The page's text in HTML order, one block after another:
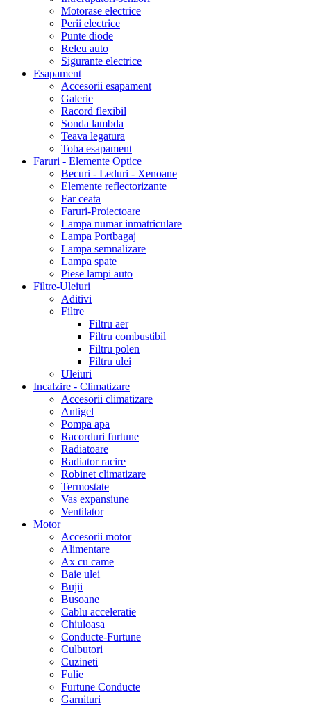
Motorase electrice
Perii electrice
Punte diode
Releu auto
Sigurante electrice
Esapament
Accesorii esapament
Galerie
Racord flexibil
Sonda lambda
Teava legatura
Toba esapament
Faruri - Elemente Optice
Becuri - Leduri - Xenoane
Elemente reflectorizante
Far ceata
Faruri-Proiectoare
Lampa numar inmatriculare
Lampa Portbagaj
Lampa semnalizare
Lampa spate
Piese lampi auto
Filtre-Uleiuri
Aditivi
Filtre
Filtru aer
Filtru combustibil
Filtru polen
Filtru ulei
Uleiuri
Incalzire - Climatizare
Accesorii climatizare
Antigel
Pompa apa
Racorduri furtune
Radiatoare
Radiator racire
Robinet climatizare
Termostate
Vas expansiune
Ventilator
Motor
Accesorii motor
Alimentare
Ax cu came
Baie ulei
Bujii
Busoane
Cablu acceleratie
Chiuloasa
Conducte-Furtune
Culbutori
Cuzineti
Fulie
Furtune Conducte
Garnituri